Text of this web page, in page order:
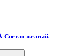
Светло-желтый,